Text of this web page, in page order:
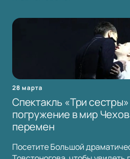
28 марта
Спектакль «Три
погружение в мир
перемен
Посетите Большой